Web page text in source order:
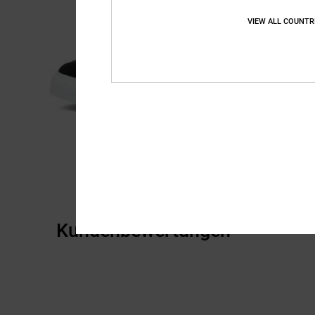
Kundenbewertungen
VIEW ALL